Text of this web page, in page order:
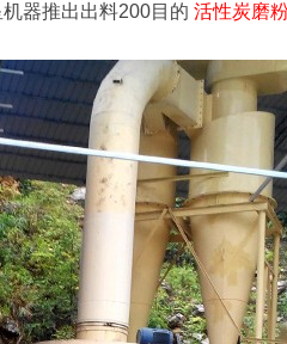
器推出出料200目的 活性炭磨